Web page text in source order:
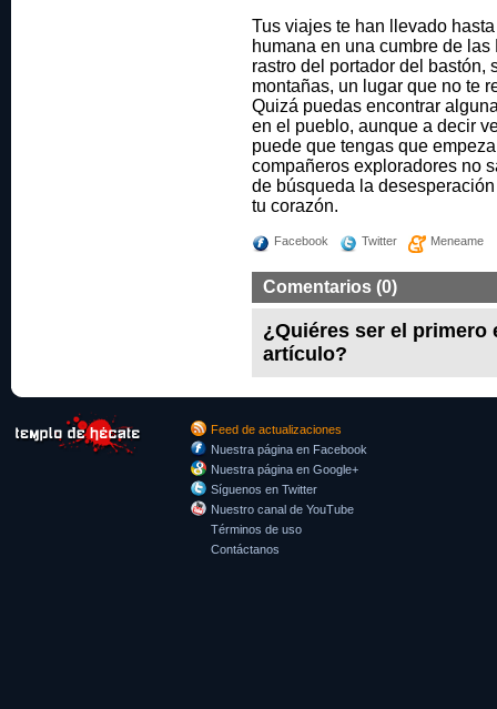
Tus viajes te han llevado
humana en una cumbre de
rastro del portador del bastón,
montañas, un lugar que no te
Quizá puedas encontrar
en el pueblo, aunque a decir
puede que tengas que
compañeros exploradores no
de búsqueda la
tu corazón.
Facebook Twitter Meneame
Comentarios (0)
¿Quiéres ser el primero
artículo?
Feed de actualizaciones
Nuestra página en Facebook
Nuestra página en Google+
Síguenos en Twitter
Nuestro canal de YouTube
Términos de uso
Contáctanos